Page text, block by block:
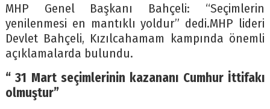
MHP Genel Başkanı Bahçeli: “Seçimlerin
yenilenmesi en mantıklı yoldur” dedi.MHP lideri
Devlet Bahçeli, Kızılcahamam kampında önemli
açıklamalarda bulundu.
“ 31 Mart seçimlerinin kazananı Cumhur İttifakı
olmuştur”